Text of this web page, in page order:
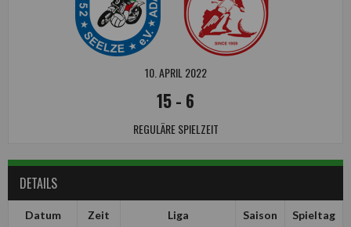
10. APRIL 2022
15- 6
REGULÄRE SPIELZEIT
DETAILS
Datum Zeit Liga Saison Spieltag